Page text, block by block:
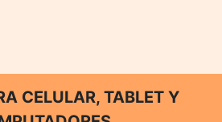
CELULAR, TABLET Y